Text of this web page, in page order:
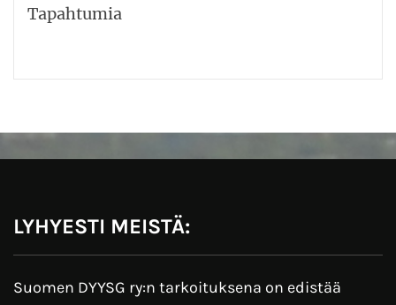
Tapahtumia
LYHYESTI MEISTÄ:
Suomen DYYSG ry:n tarkoituksena on edistää